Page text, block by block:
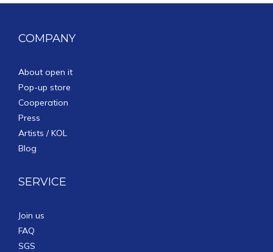
COMPANY
About open it
Pop-up store
Cooperation
Press
Artists / KOL
Blog
SERVICE
Join us
FAQ
SGS